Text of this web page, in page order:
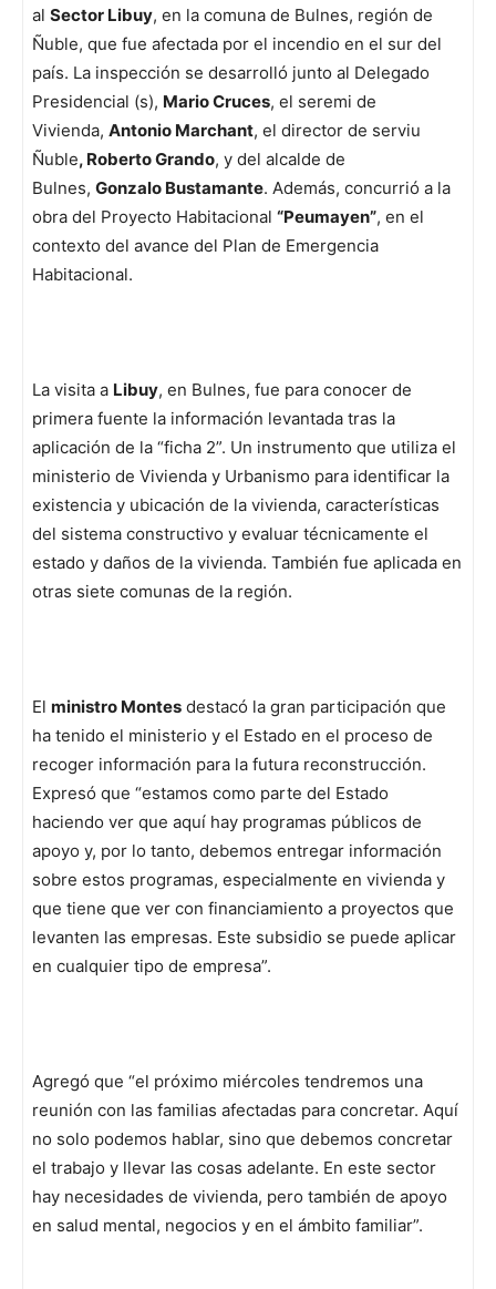
al Sector Libuy, en la comuna de Bulnes, región de
Ñuble, que fue afectada por el incendio en el sur del
país. La inspección se desarrolló junto al Delegado
Presidencial (s), Mario Cruces, el seremi de
Vivienda, Antonio Marchant, el director de serviu
Ñuble, Roberto Grando, y del alcalde de
Bulnes, Gonzalo Bustamante. Además, concurrió a la
obra del Proyecto Habitacional “Peumayen”, en el
contexto del avance del Plan de Emergencia
Habitacional.
La visita a Libuy, en Bulnes, fue para conocer de
primera fuente la información levantada tras la
aplicación de la “ficha 2”. Un instrumento que utiliza el
ministerio de Vivienda y Urbanismo para identificar la
existencia y ubicación de la vivienda, características
del sistema constructivo y evaluar técnicamente el
estado y daños de la vivienda. También fue aplicada en
otras siete comunas de la región.
El ministro Montes destacó la gran participación que
ha tenido el ministerio y el Estado en el proceso de
recoger información para la futura reconstrucción.
Expresó que “estamos como parte del Estado
haciendo ver que aquí hay programas públicos de
apoyo y, por lo tanto, debemos entregar información
sobre estos programas, especialmente en vivienda y
que tiene que ver con financiamiento a proyectos que
levanten las empresas. Este subsidio se puede aplicar
en cualquier tipo de empresa”.
Agregó que “el próximo miércoles tendremos una
reunión con las familias afectadas para concretar. Aquí
no solo podemos hablar, sino que debemos concretar
el trabajo y llevar las cosas adelante. En este sector
hay necesidades de vivienda, pero también de apoyo
en salud mental, negocios y en el ámbito familiar”.